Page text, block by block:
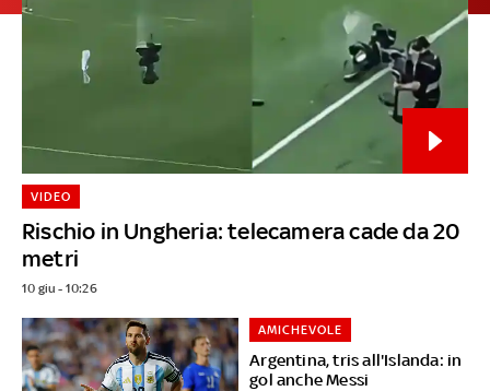
Rischio in Ungheria: telecamera cade da 20
metri
VIDEO
10 giu - 10:26
Argentina, tris all'Islanda: in
gol anche Messi
AMICHEVOLE